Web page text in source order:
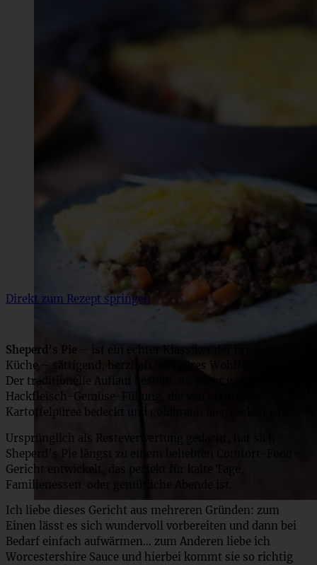
Direkt zum Rezept springen
Sheperd’s Pie
– ist ein echter Klassiker der britischen
Küche – sättigend, herzhaft, ein pures Wohlfühlessen.
Der traditionelle Auflauf besteht aus einer würzigen
Hackfleisch-Gemüse-Füllung, die von cremigem
Kartoffelpüree bedeckt und goldbraun überbacken wird.
Ursprünglich als Resteverwertung gedacht, hat sich
Sheperd’s Pie längst zu einem beliebten Comfort-Food-
Gericht entwickelt, das perfekt für kalte Tage,
Familienessen oder gemütliche Abende ist.
Ich liebe dieses Gericht aus mehreren Gründen: zum
Einen lässt es sich wundervoll vorbereiten und dann bei
Bedarf einfach aufwärmen… zum Anderen liebe ich
Worcestershire Sauce und hierbei kommt sie so richtig